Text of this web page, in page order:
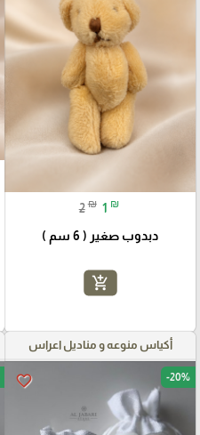
2 ₪ 1 ₪
دبدوب صغير ( 6 سم )
add_shopping_cart
أكياس منوعه و مناديل اعراس
favorite_border -20%